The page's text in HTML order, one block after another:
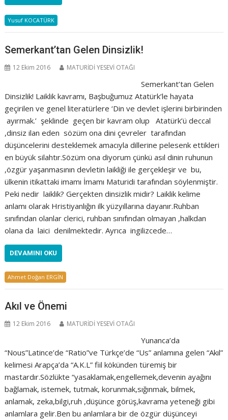
Yusuf KOCATÜRK
Semerkant’tan Gelen Dinsizlik!
12 Ekim 2016 MATURİDİ YESEVİ OTAĞI
Semerkant’tan Gelen
Dinsizlik! Laiklik kavramı, Başbuğumuz Atatürk’le hayata
geçirilen ve genel literatürlere ‘Din ve devlet işlerini birbirinden
ayırmak.’ şeklinde geçen bir kavram olup Atatürk’ü deccal
,dinsiz ilan eden sözüm ona dini çevreler tarafından
düşüncelerini desteklemek amacıyla dillerine pelesenk ettikleri
en büyük silahtır.Sözüm ona diyorum çünkü asıl dinin ruhunun
,özgür yaşanmasının devletin laikliği ile gerçekleşir ve bu,
ülkenin itikattaki imamı İmamı Maturidi tarafından söylenmiştir.
Peki nedir laiklik? Gerçekten dinsizlik midir? Laiklik kelime
anlamı olarak Hristiyanlığın ilk yüzyıllarına dayanır.Ruhban
sınıfından olanlar clerici, ruhban sınıfından olmayan ,halkdan
olana da laici denilmektedir. Ayrıca ingilizcede…
DEVAMINI OKU
Ahmet Doğan ERGİN
Akıl ve Önemi
12 Ekim 2016 MATURİDİ YESEVİ OTAĞI
Yunanca’da
“Nous”Latince’de “Ratio”ve Türkçe’de “Us” anlamına gelen “Akıl”
kelimesi Arapça’da “A.K.L” fiil kökünden türemiş bir
mastardır.Sözlükte “yasaklamak,engellemek,devenin ayağını
bağlamak, istemek, tutmak, korunmak,sığınmak, bilmek,
anlamak, zeka,bilgi,ruh ,düşünce görüş,kavrama yeteneği gibi
anlamlara gelir.Ben bu anlamlara bir de özgür düşünceyi